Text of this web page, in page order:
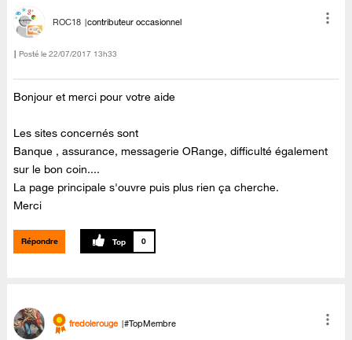
ROC18 contributeur occasionnel
Posté le ‎22/07/2017 13h33
Bonjour et merci pour votre aide
Les sites concernés sont
Banque , assurance, messagerie ORange, difficulté également
sur le bon coin....
La page principale s'ouvre puis plus rien ça cherche.
Merci
Répondre 0
fredolerouge #TopMembre